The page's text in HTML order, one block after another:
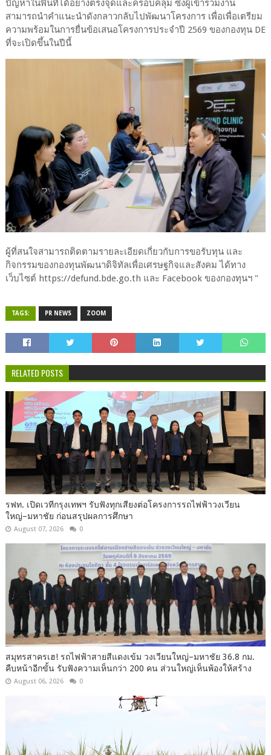
ปัญหาในพื้นที่ได้อย่างตรงจุดและครอบคลุม ซึ่งผู้เข้าร่วมงาน
สามารถนำคำแนะนำดังกลาวกลับไปพัฒนาโครงการ เพื่อเพื่อเตรียม
ความพร้อมในการยื่นข้อเสนอโครงการประจำปี 2569 ของกองทุน DE
ที่จะเปิดขึ้นในปีนี้
ผู้ที่สนใจสามารถติดตามรายละเอียดเกี่ยวกับการขอรับทุน และ
กิจกรรมของกองทุนพัฒนาดิจิทัลเพื่อเศรษฐกิจและสังคม ได้ทาง
เว็บไซต์ https://defund.bde.go.th และ Facebook ของกองทุนฯ "
TAGS: PR NEWS ZOOM
RELATED POSTS
รฟท. เปิดเวทีกรุงเทพฯ รับฟังทุกเสียงต่อโครงการรถไฟฟ้าวงเวียน
ใหญ่–มหาชัย ก่อนสรุปผลการศึกษา
August 07, 2026 0
สมุทรสาครเฮ! รถไฟฟ้าสายสีแดงเข้ม วงเวียนใหญ่–มหาชัย 36.8 กม.
คืบหน้าอีกขั้น รับฟังความเห็นกว่า 200 คน ส่วนใหญ่เห็นพ้องให้สร้าง
August 06, 2026 0